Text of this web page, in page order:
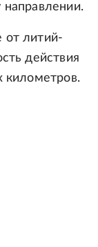
направлении.
от литий-
действия
километров.